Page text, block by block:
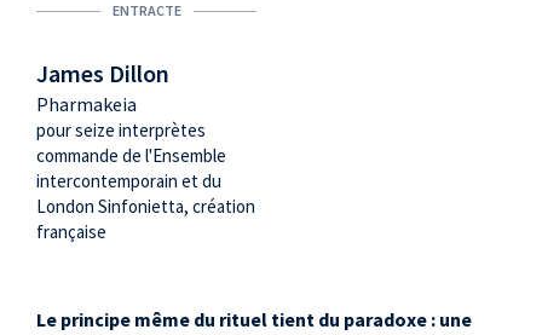
ENTRACTE
James Dillon
Pharmakeia
pour seize interprètes
commande de l'Ensemble
intercontemporain et du
London Sinfonietta, création
française
Le principe même du rituel tient du paradoxe : une